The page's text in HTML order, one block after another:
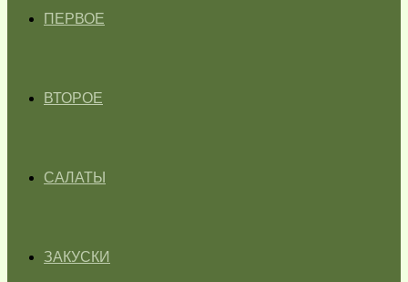
ПЕРВОЕ
ВТОРОЕ
САЛАТЫ
ЗАКУСКИ